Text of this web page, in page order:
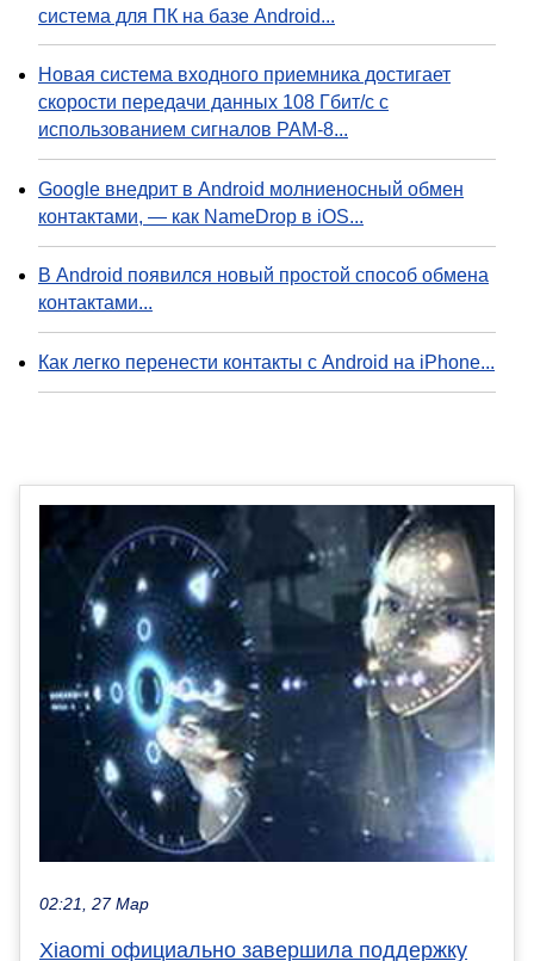
система для ПК на базе Android...
Новая система входного приемника достигает
скорости передачи данных 108 Гбит/с с
использованием сигналов PAM-8...
Google внедрит в Android молниеносный обмен
контактами, — как NameDrop в iOS...
В Android появился новый простой способ обмена
контактами...
Как легко перенести контакты с Android на iPhone...
02:21, 27 Мар
Xiaomi официально завершила поддержку